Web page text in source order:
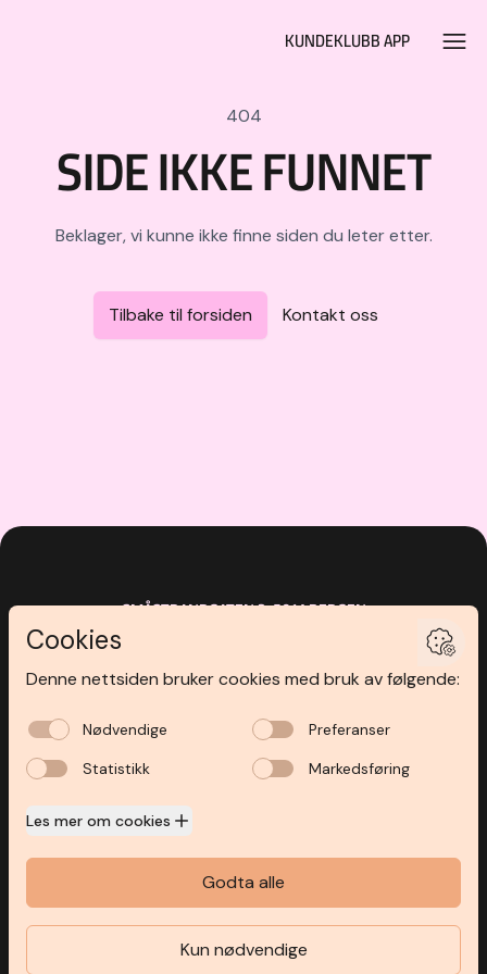
KUNDEKLUBB APP
404
SIDE IKKE FUNNET
Beklager, vi kunne ikke finne siden du leter etter.
Tilbake til forsiden Kontakt oss
SMÅSTRANDGATEN 3,5014BERGEN
ÅPNINGSTIDER
INSPIRASJON
KUNDEKLUBB